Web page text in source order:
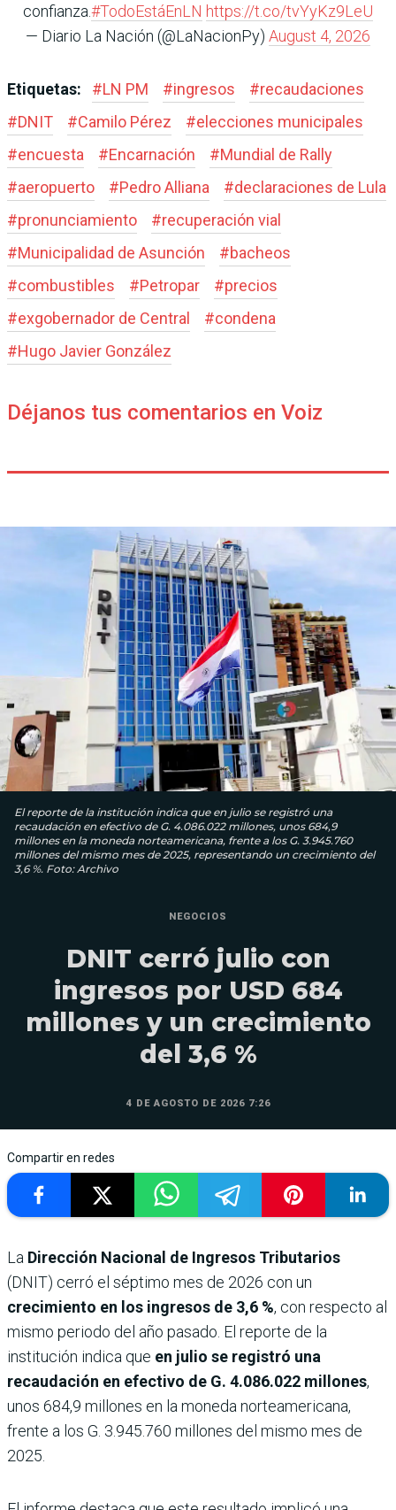
confianza.#TodoEstáEnLN https://t.co/tvYyKz9LeU
— Diario La Nación (@LaNacionPy) August 4, 2026
Etiquetas: #LN PM #ingresos #recaudaciones
#DNIT #Camilo Pérez #elecciones municipales
#encuesta #Encarnación #Mundial de Rally
#aeropuerto #Pedro Alliana #declaraciones de Lula
#pronunciamiento #recuperación vial
#Municipalidad de Asunción #bacheos
#combustibles #Petropar #precios
#exgobernador de Central #condena
#Hugo Javier González
Déjanos tus comentarios en Voiz
El reporte de la institución indica que en julio se registró una
recaudación en efectivo de G. 4.086.022 millones, unos 684,9
millones en la moneda norteamericana, frente a los G. 3.945.760
millones del mismo mes de 2025, representando un crecimiento del
3,6 %. Foto: Archivo
NEGOCIOS
DNIT cerró julio con
ingresos por USD 684
millones y un crecimiento
del 3,6 %
4 DE AGOSTO DE 2026 7:26
Compartir en redes
La Dirección Nacional de Ingresos Tributarios
(DNIT) cerró el séptimo mes de 2026 con un
crecimiento en los ingresos de 3,6 %, con respecto al
mismo periodo del año pasado. El reporte de la
institución indica que en julio se registró una
recaudación en efectivo de G. 4.086.022 millones,
unos 684,9 millones en la moneda norteamericana,
frente a los G. 3.945.760 millones del mismo mes de
2025.